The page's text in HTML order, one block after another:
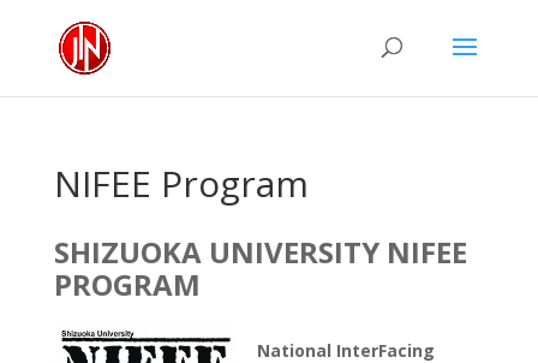
NIFEE Program
SHIZUOKA UNIVERSITY NIFEE
PROGRAM
National InterFacing